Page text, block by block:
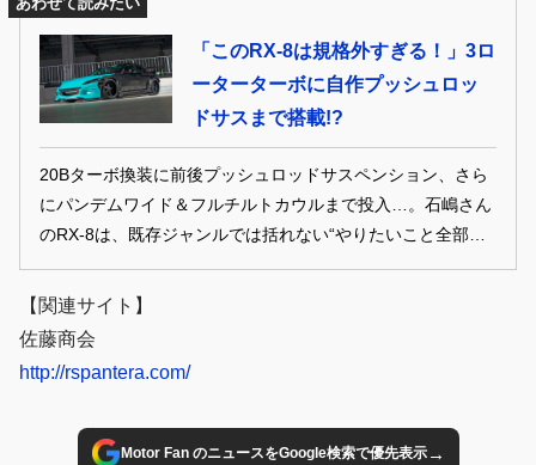
「このRX-8は規格外すぎる！」3ロ
ーターターボに自作プッシュロッ
ドサスまで搭載!?
20Bターボ換装に前後プッシュロッドサスペンション、さら
にパンデムワイド＆フルチルトカウルまで投入…。石嶋さん
のRX-8は、既存ジャンルでは括れない“やりたいこと全部盛
ドメイドで製作しているというから驚き。常識に縛られない
る。
【関連サイト】
佐藤商会
http://rspantera.com/
Motor Fan のニュースをGoogle検索で優先表示→